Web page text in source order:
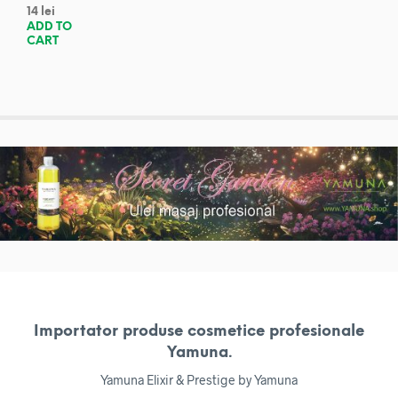
14 lei
ADD TO
CART
Importator produse cosmetice profesionale
Yamuna.
Yamuna Elixir & Prestige by Yamuna